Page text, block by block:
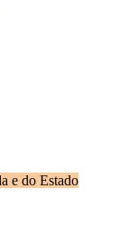
e do Estado